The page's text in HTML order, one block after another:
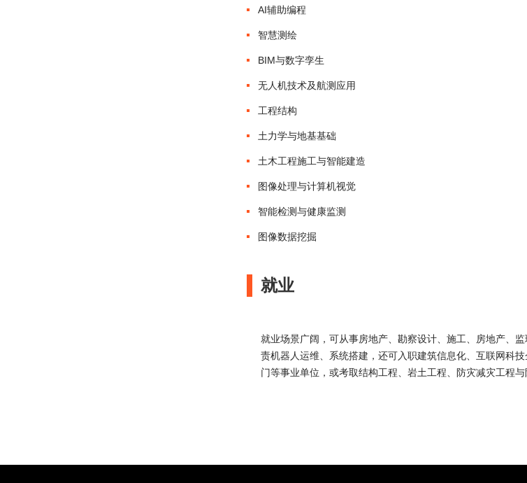
AI辅助编程
智慧测绘
BIM与数字孪生
无人机技术及航测应用
工程结构
土力学与地基基础
土木工程施工与智能建造
图像处理与计算机视觉
智能检测与健康监测
图像数据挖掘
就业
就业场景广阔，可从事房地产、勘察设计、施工、房地产、
责机器人运维、系统搭建，还可入职建筑信息化、互联网科
门等事业单位，或考取结构工程、岩土工程、防灾减灾工程